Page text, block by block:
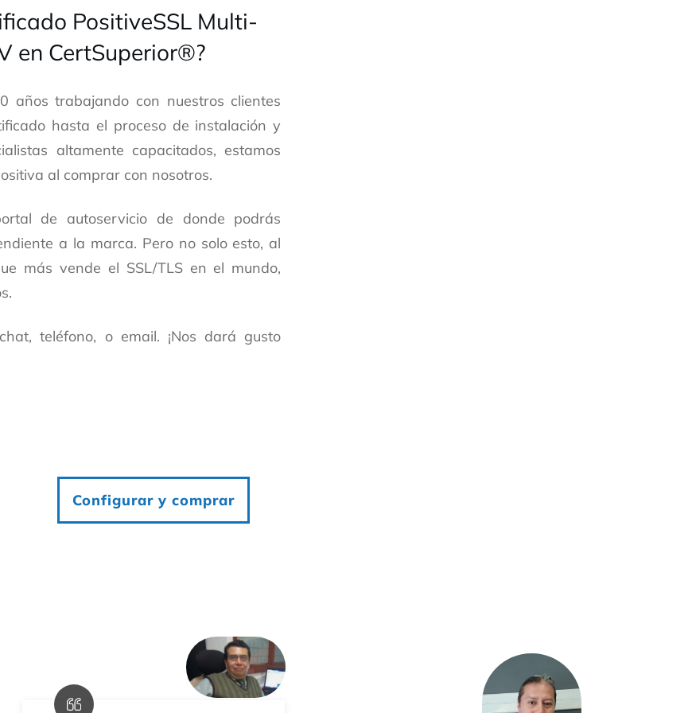
PositiveSSL Multi-
en CertSuperior®?
años trabajando con nuestros clientes
hasta el proceso de instalación y
altamente capacitados, estamos
al comprar con nosotros.
de autoservicio de donde podrás
a la marca. Pero no solo esto, al
más vende el SSL/TLS en el mundo,
teléfono, o email. ¡Nos dará gusto
Configurar y comprar